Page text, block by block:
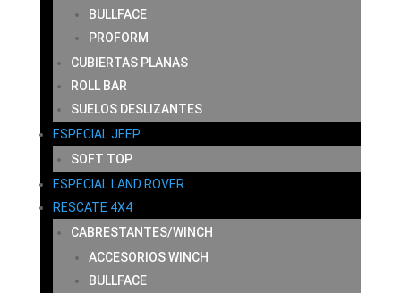
BULLFACE
PROFORM
CUBIERTAS PLANAS
ROLL BAR
SUELOS DESLIZANTES
ESPECIAL JEEP
SOFT TOP
ESPECIAL LAND ROVER
RESCATE 4X4
CABRESTANTES/WINCH
ACCESORIOS WINCH
BULLFACE